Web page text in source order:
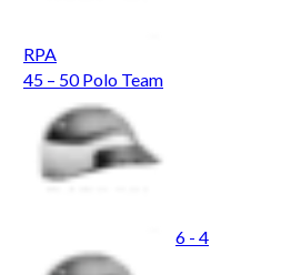
RPA
45 – 50 Polo Team
6 - 4